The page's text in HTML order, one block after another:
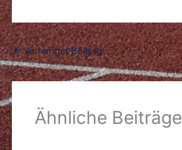
←Vorheriger Beitrag
Ähnliche Beiträge